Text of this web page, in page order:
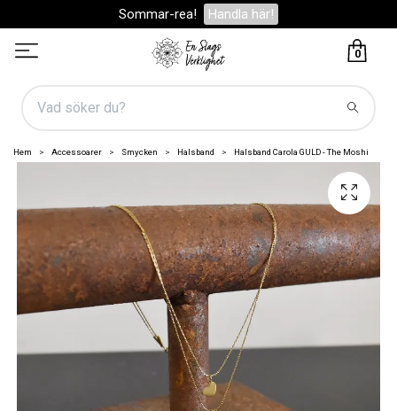
Sommar-rea! Handla här!
0
Hem Accessoarer Smycken Halsband Halsband Carola GULD - The Moshi